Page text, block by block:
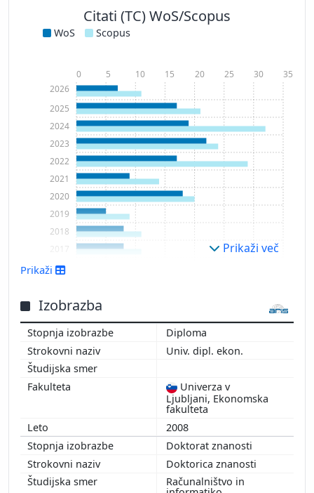
Citati (TC) WoS/Scopus
WoS Scopus
2010
2011
2012
2013
2014
2016
2017
2018
2019
2020
2021
2022
2023
2024
2025
2026
0 5 10 15 20 25 30 35
Prikaži več
Prikaži
Izobrazba
Diploma
Univ. dipl. ekon.
Univerza v
Ljubljani, Ekonomska
fakulteta
2008
Doktorat znanosti
Doktorica znanosti
Računalništvo in